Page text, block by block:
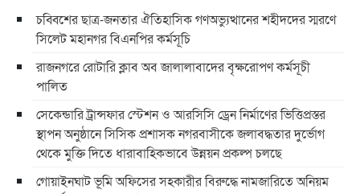
চব্বিশের ছাত্র-জনতার ঐতিহাসিক গণঅভ্যুত্থানের শহীদদের স্মরণে
সিলেট মহানগর বিএনপির কর্মসূচি
রাজনগরে রোটারি ক্লাব অব জালালাবাদের বৃক্ষরোপণ কর্মসূচী
পালিত
সেকেন্ডারি ট্রান্সফার স্টেশন ও আরসিসি ড্রেন নির্মাণের ভিত্তিপ্রস্তর
স্থাপন অনুষ্ঠানে সিসিক প্রশাসক নগরবাসীকে জলাবদ্ধতার দুর্ভোগ
থেকে মুক্তি দিতে ধারাবাহিকভাবে উন্নয়ন প্রকল্প চলছে
গোয়াইনঘাট ভূমি অফিসের সহকারীর বিরুদ্ধে নামজারিতে অনিয়ম